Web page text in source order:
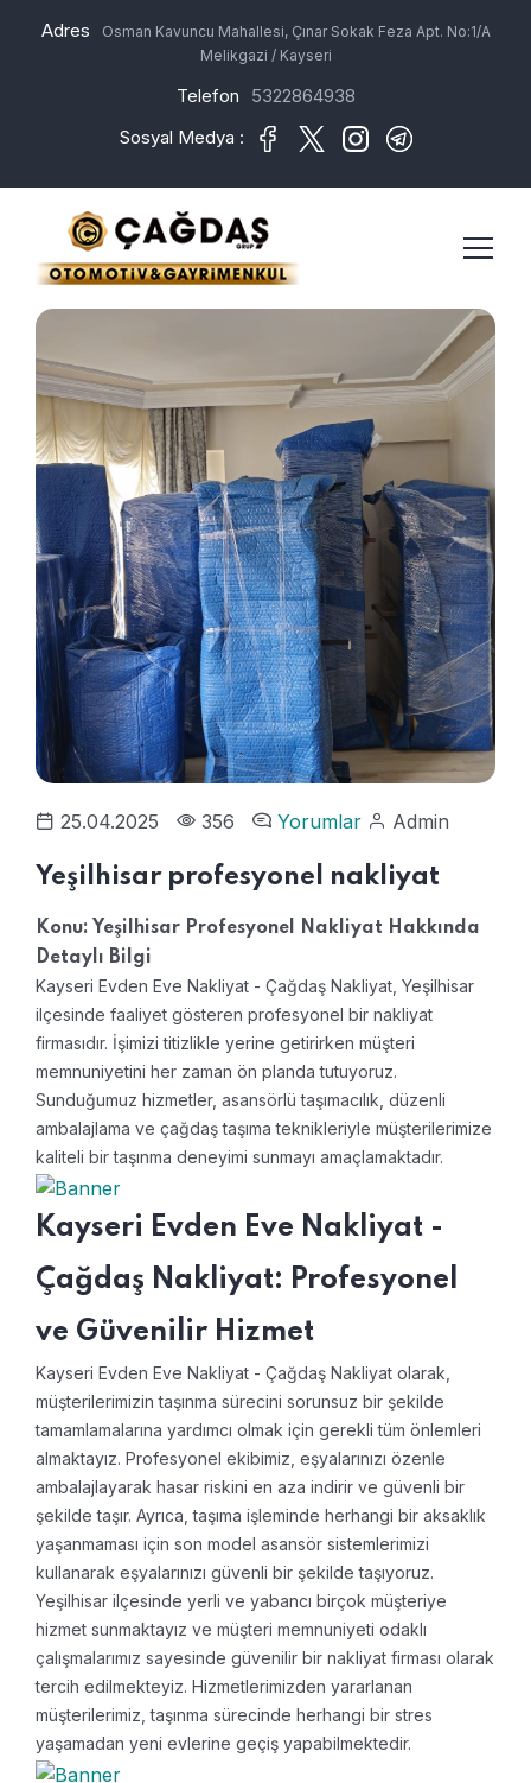
Adres
Osman Kavuncu Mahallesi, Çınar Sokak Feza Apt. No:1/A
Melikgazi / Kayseri
Telefon
5322864938
Sosyal Medya :
25.04.2025 356 Yorumlar Admin
Yeşilhisar profesyonel nakliyat
Konu: Yeşilhisar Profesyonel Nakliyat Hakkında
Detaylı Bilgi
Kayseri Evden Eve Nakliyat - Çağdaş Nakliyat, Yeşilhisar
ilçesinde faaliyet gösteren profesyonel bir nakliyat
firmasıdır. İşimizi titizlikle yerine getirirken müşteri
memnuniyetini her zaman ön planda tutuyoruz.
Sunduğumuz hizmetler, asansörlü taşımacılık, düzenli
ambalajlama ve çağdaş taşıma teknikleriyle müşterilerimize
kaliteli bir taşınma deneyimi sunmayı amaçlamaktadır.
Kayseri Evden Eve Nakliyat -
Çağdaş Nakliyat: Profesyonel
ve Güvenilir Hizmet
Kayseri Evden Eve Nakliyat - Çağdaş Nakliyat olarak,
müşterilerimizin taşınma sürecini sorunsuz bir şekilde
tamamlamalarına yardımcı olmak için gerekli tüm önlemleri
almaktayız. Profesyonel ekibimiz, eşyalarınızı özenle
ambalajlayarak hasar riskini en aza indirir ve güvenli bir
şekilde taşır. Ayrıca, taşıma işleminde herhangi bir aksaklık
yaşanmaması için son model asansör sistemlerimizi
kullanarak eşyalarınızı güvenli bir şekilde taşıyoruz.
Yeşilhisar ilçesinde yerli ve yabancı birçok müşteriye
hizmet sunmaktayız ve müşteri memnuniyeti odaklı
çalışmalarımız sayesinde güvenilir bir nakliyat firması olarak
tercih edilmekteyiz. Hizmetlerimizden yararlanan
müşterilerimiz, taşınma sürecinde herhangi bir stres
yaşamadan yeni evlerine geçiş yapabilmektedir.